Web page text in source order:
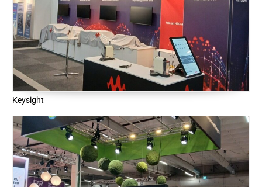
Keysight